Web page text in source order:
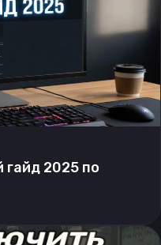
гайд 2025 по